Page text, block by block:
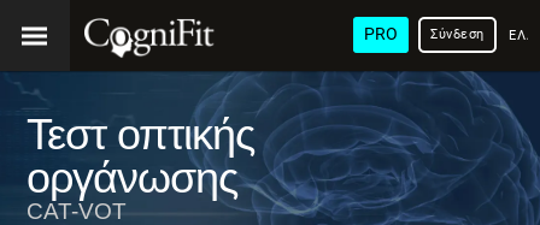
PRO Σύνδεση
Τεστ οπτικής
οργάνωσης
CAT-VOT